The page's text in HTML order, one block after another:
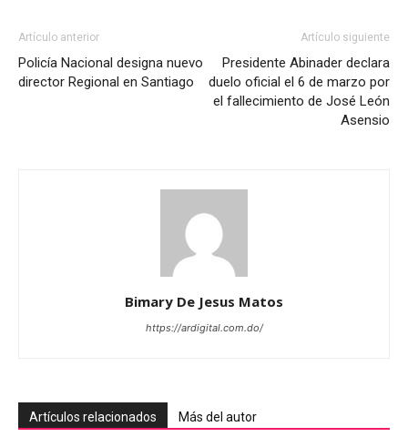
Artículo anterior
Policía Nacional designa nuevo
director Regional en Santiago
Artículo siguiente
Presidente Abinader declara
duelo oficial el 6 de marzo por
el fallecimiento de José León
Asensio
Bimary De Jesus Matos
https://ardigital.com.do/
Artículos relacionados Más del autor